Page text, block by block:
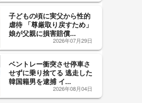
子どもの頃に実父から性的
虐待 「尊厳取り戻すため」
娘が父親に損害賠償...
2026年07月29日
ベントレー衝突させ停車さ
せずに乗り捨てる 逃走した
韓国籍男を逮捕 イ...
2026年08月04日